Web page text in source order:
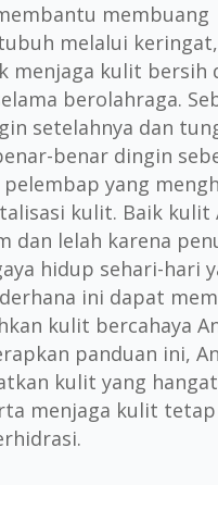
membuang
melalui keringat,
menjaga kulit bersih
berolahraga.
setelahnya dan
benar dingin
yang
kulit. Baik kulit
dan lelah karena
hidup sehari-hari
ini dapat
kulit bercahaya
panduan ini,
kulit yang
menjaga kulit